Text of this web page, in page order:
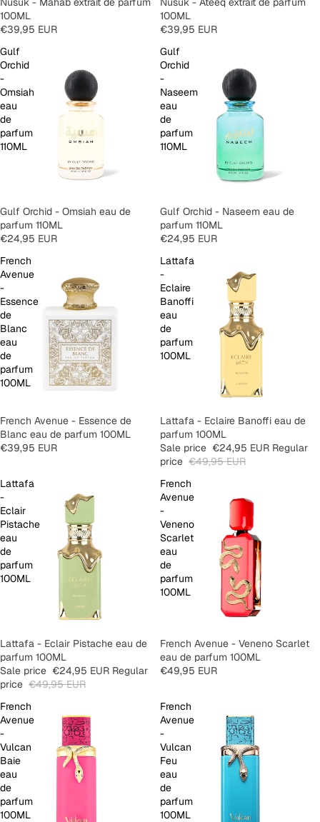
100ML
€39,95 EUR
100ML
€39,95 EUR
Gulf
Orchid
-
Omsiah
eau
de
parfum
110ML
Gulf Orchid - Omsiah eau de
parfum 110ML
€24,95 EUR
Gulf
Orchid
-
Naseem
eau
de
parfum
110ML
SOLD OUT
Gulf Orchid - Naseem eau de
parfum 110ML
€24,95 EUR
French
Avenue
-
Essence
de
Blanc
eau
de
parfum
100ML
French Avenue - Essence de
Blanc eau de parfum 100ML
€39,95 EUR
Lattafa
-
Eclaire
Banoffi
eau
de
parfum
100ML
SALE
Lattafa - Eclaire Banoffi eau de
parfum 100ML
Sale price €24,95 EUR Regular
price €49,95 EUR
Lattafa
-
Eclair
Pistache
eau
de
parfum
100ML
SALE
Lattafa - Eclair Pistache eau de
parfum 100ML
Sale price €24,95 EUR Regular
price €49,95 EUR
French
Avenue
-
Veneno
Scarlet
eau
de
parfum
100ML
SOLD OUT
French Avenue - Veneno Scarlet
eau de parfum 100ML
€49,95 EUR
French
Avenue
-
Vulcan
Baie
eau
de
parfum
100ML
French
Avenue
-
Vulcan
Feu
eau
de
parfum
100ML